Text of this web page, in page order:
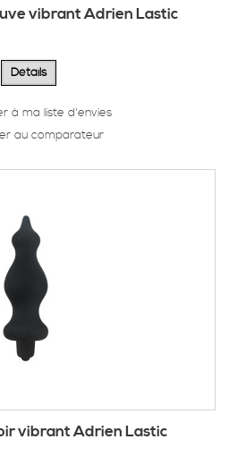
vibrant Adrien Lastic
Détails
à ma liste d'envies
au comparateur
vibrant Adrien Lastic